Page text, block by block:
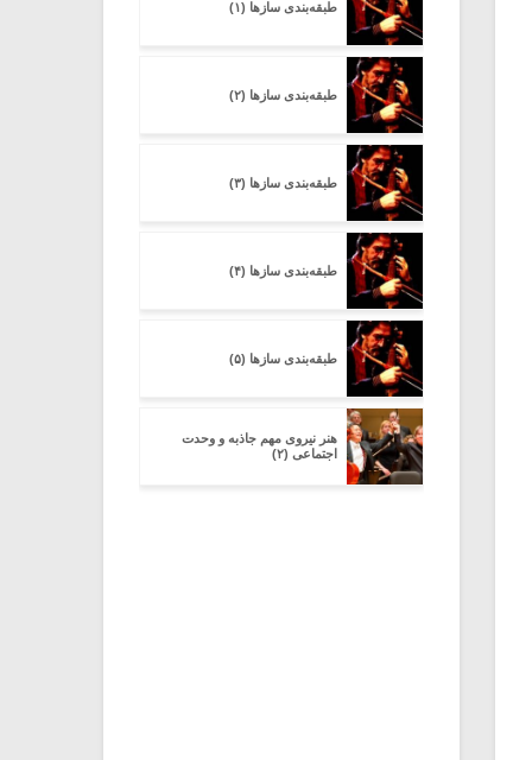
طبقه‌بندی سازها (۱)
طبقه‌بندی سازها (۲)
طبقه‌بندی سازها (۳)
طبقه‌بندی سازها (۴)
طبقه‌بندی سازها (۵)
هنر نیروی مهم جاذبه و وحدت
اجتماعی (۲)